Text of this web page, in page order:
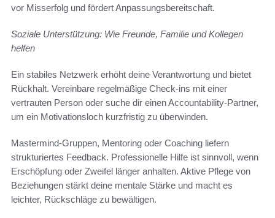
vor Misserfolg und fördert Anpassungsbereitschaft.
Soziale Unterstützung: Wie Freunde, Familie und Kollegen
helfen
Ein stabiles Netzwerk erhöht deine Verantwortung und bietet
Rückhalt. Vereinbare regelmäßige Check-ins mit einer
vertrauten Person oder suche dir einen Accountability-Partner,
um ein Motivationsloch kurzfristig zu überwinden.
Mastermind-Gruppen, Mentoring oder Coaching liefern
strukturiertes Feedback. Professionelle Hilfe ist sinnvoll, wenn
Erschöpfung oder Zweifel länger anhalten. Aktive Pflege von
Beziehungen stärkt deine mentale Stärke und macht es
leichter, Rückschläge zu bewältigen.